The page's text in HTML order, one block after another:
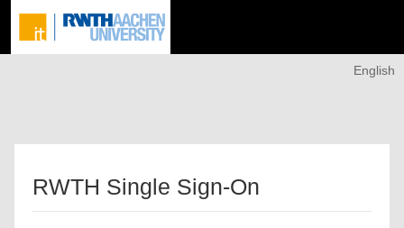
English
RWTH Single Sign-On